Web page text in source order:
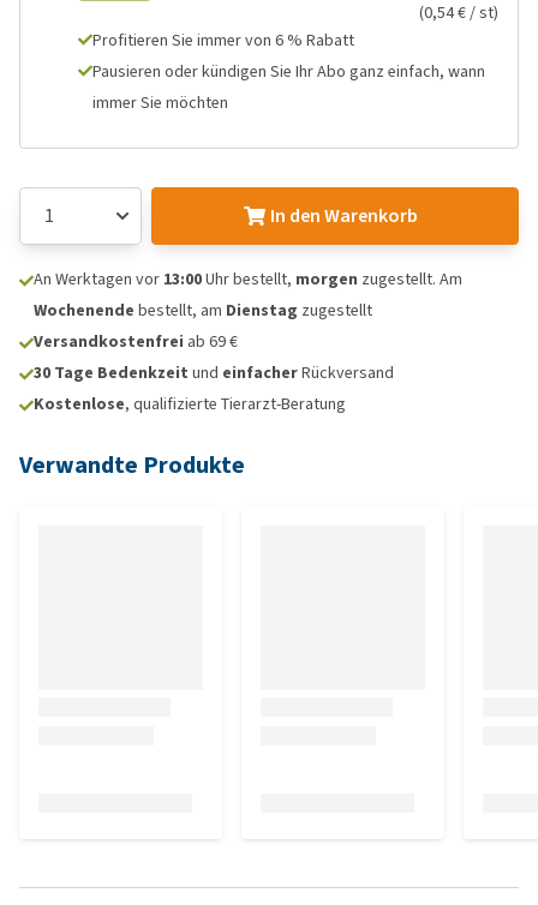
(0,54 € / st)
Profitieren Sie immer von 6 % Rabatt
Pausieren oder kündigen Sie Ihr Abo ganz einfach, wann
immer Sie möchten
In den Warenkorb
An Werktagen vor 13:00Uhr bestellt, morgen zugestellt. Am
Wochenende bestellt, am Dienstag zugestellt
Versandkostenfrei ab 69 €
30 Tage Bedenkzeit und einfacherRückversand
Kostenlose, qualifizierte Tierarzt-Beratung
Verwandte Produkte